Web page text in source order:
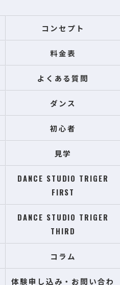
コンセプト
料金表
よくある質問
ダンス
初心者
見学
DANCE STUDIO TRIGER
FIRST
DANCE STUDIO TRIGER
THIRD
コラム
体験申し込み・お問い合わ